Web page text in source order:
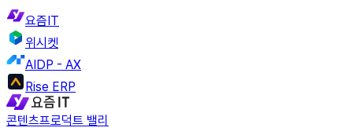
요즘IT
위시켓
AIDP - AX
Rise ERP
콘텐츠프로덕트 밸리